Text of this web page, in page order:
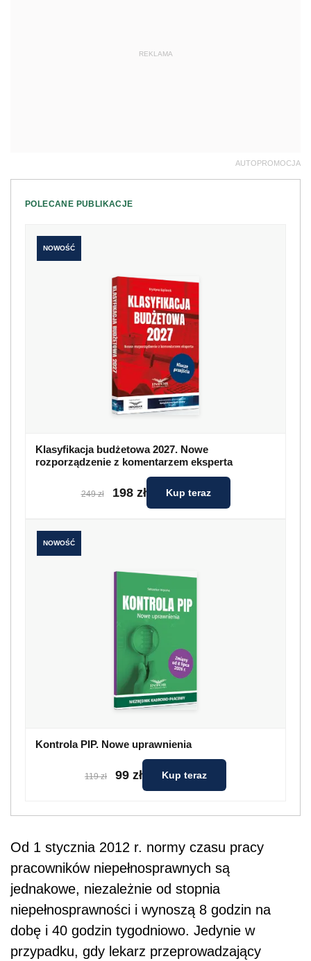
REKLAMA
AUTOPROMOCJA
POLECANE PUBLIKACJE
NOWOŚĆ
Klasyfikacja budżetowa 2027. Nowe
rozporządzenie z komentarzem eksperta
249 zł 198 zł Kup teraz
NOWOŚĆ
Kontrola PIP. Nowe uprawnienia
119 zł 99 zł Kup teraz
Od 1 stycznia 2012 r. normy czasu pracy
pracowników niepełnosprawnych są
jednakowe, niezależnie od stopnia
niepełnosprawności i wynoszą 8 godzin na
dobę i 40 godzin tygodniowo. Jedynie w
przypadku, gdy lekarz przeprowadzający